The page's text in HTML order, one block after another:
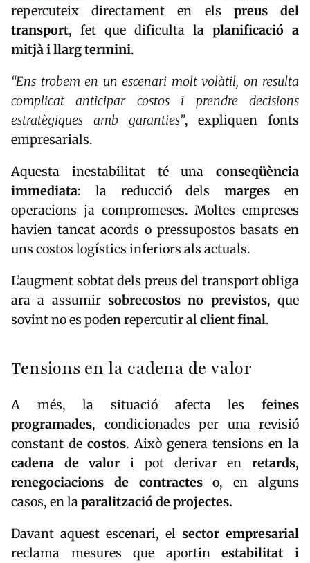
repercuteix directament en els preus del
transport, fet que dificulta la planificació a
mitjà i llarg termini.
“Ens trobem en un escenari molt volàtil, on resulta
complicat anticipar costos i prendre decisions
estratègiques amb garanties”, expliquen fonts
empresarials.
Aquesta inestabilitat té una conseqüència
immediata: la reducció delsmarges en
operacions ja compromeses. Moltes empreses
havien tancat acords o pressupostos basats en
uns costos logístics inferiors als actuals.
L’augment sobtat dels preus del transport obliga
ara a assumir sobrecostos no previstos, que
sovint no es poden repercutir alclient final.
Tensions en la cadena de valor
A més, la situació afecta les feines
programades, condicionades per una revisió
constant de costos. Això genera tensions en la
cadena de valor i pot derivar enretards,
renegociacions de contracteso, en alguns
casos, en la paralització de projectes.
Davant aquest escenari, el sector empresarial
reclama mesures que aportinestabilitat i